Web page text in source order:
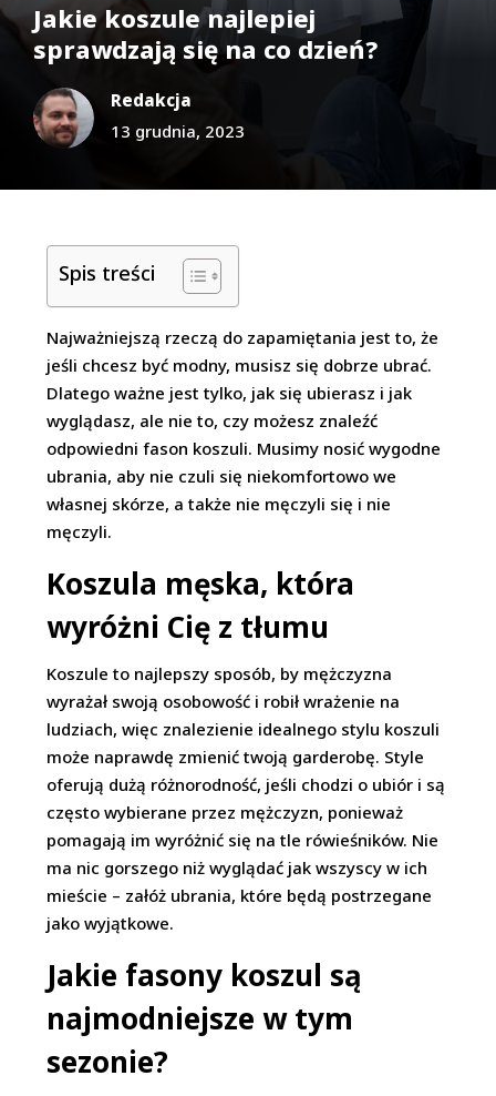
Jakie koszule najlepiej
sprawdzają się na co dzień?
Redakcja
13 grudnia, 2023
Spis treści
Najważniejszą rzeczą do zapamiętania jest to, że
jeśli chcesz być modny, musisz się dobrze ubrać.
Dlatego ważne jest tylko, jak się ubierasz i jak
wyglądasz, ale nie to, czy możesz znaleźć
odpowiedni fason koszuli. Musimy nosić wygodne
ubrania, aby nie czuli się niekomfortowo we
własnej skórze, a także nie męczyli się i nie
męczyli.
Koszula męska, która
wyróżni Cię z tłumu
Koszule to najlepszy sposób, by mężczyzna
wyrażał swoją osobowość i robił wrażenie na
ludziach, więc znalezienie idealnego stylu koszuli
może naprawdę zmienić twoją garderobę. Style
oferują dużą różnorodność, jeśli chodzi o ubiór i są
często wybierane przez mężczyzn, ponieważ
pomagają im wyróżnić się na tle rówieśników. Nie
ma nic gorszego niż wyglądać jak wszyscy w ich
mieście – załóż ubrania, które będą postrzegane
jako wyjątkowe.
Jakie fasony koszul są
najmodniejsze w tym
sezonie?